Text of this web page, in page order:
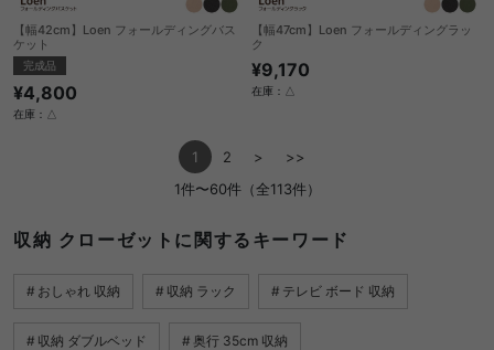
【幅42cm】Loen フォールディングバス
ケット
完成品
¥4,800
在庫：△
【幅47cm】Loen フォールディングラッ
ク
¥9,170
在庫：△
1 2 >
>>
1件〜60件（全113件）
収納 クローゼットに関するキーワード
おしゃれ 収納 収納 ラック テレビ ボード 収納
収納 ダブルベッド 奥行 35cm 収納